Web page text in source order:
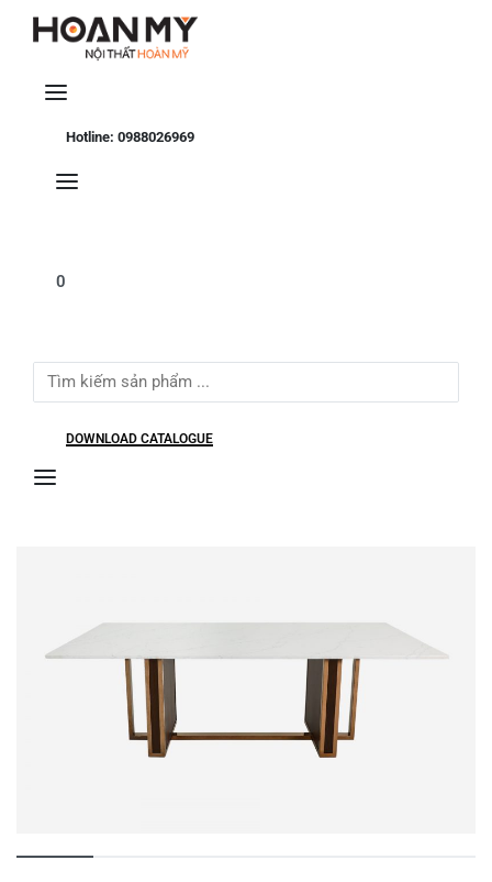
Hotline: 0988026969
0
Search
for:
DOWNLOAD CATALOGUE